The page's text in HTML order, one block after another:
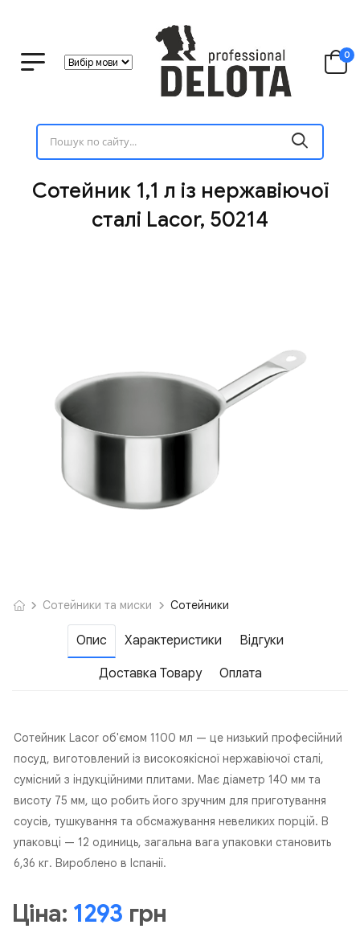
0
Сотейник 1,1 л із нержавіючої
сталі Lacor, 50214
Сотейники та миски Сотейники
Опис Характеристики Відгуки
Доставка Товару Оплата
Сотейник Lacor об'ємом 1100 мл — це низький професійний
посуд, виготовлений із високоякісної нержавіючої сталі,
сумісний з індукційними плитами. Має діаметр 140 мм та
висоту 75 мм, що робить його зручним для приготування
соусів, тушкування та обсмажування невеликих порцій. В
упаковці — 12 одиниць, загальна вага упаковки становить
6,36 кг. Вироблено в Іспанії.
Ціна: 1293 грн